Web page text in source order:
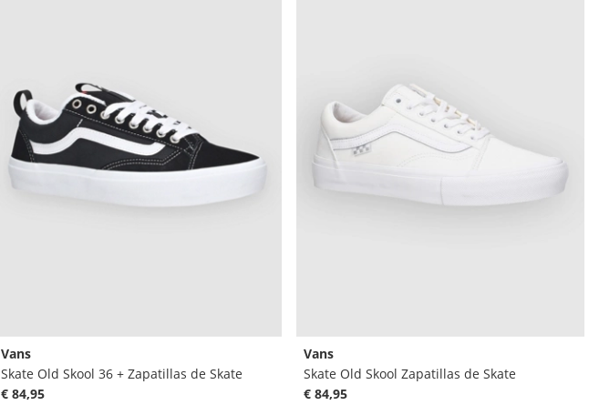
Vans
Skate Old Skool 36 + Zapatillas de Skate
€ 84,95
Vans
Skate Old Skool Zapatillas de Skate
€ 84,95